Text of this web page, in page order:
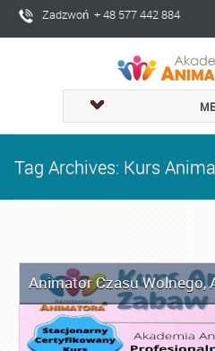
Zadzwoń + 48 577 442 884
Tag Archives: Kurs
Animator Czasu Wolnego,